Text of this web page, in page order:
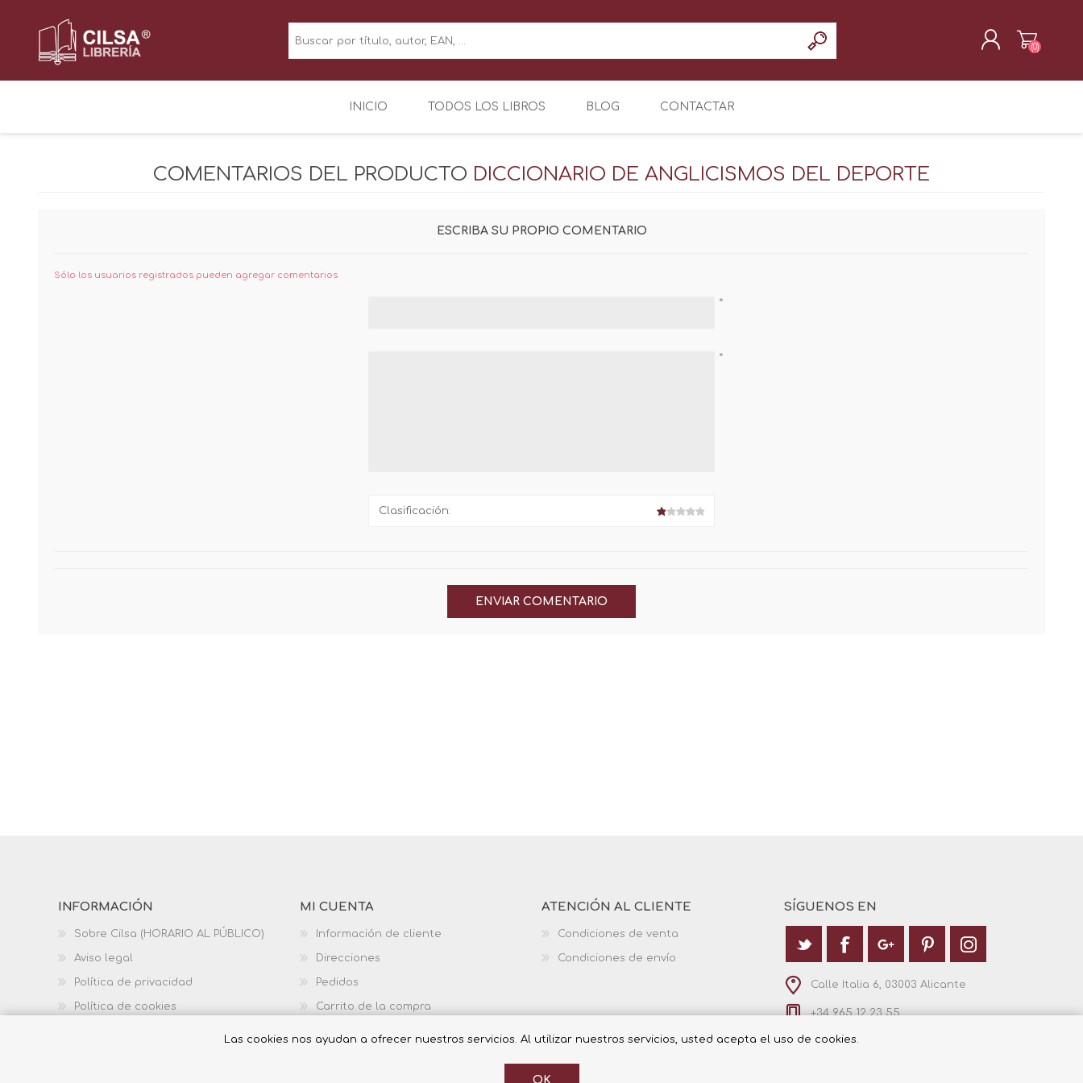
(0)
INICIO TODOS LOS LIBROS BLOG CONTACTAR
COMENTARIOS DEL PRODUCTO DICCIONARIO DE ANGLICISMOS DEL DEPORTE
ESCRIBA SU PROPIO COMENTARIO
Sólo los usuarios registrados pueden agregar comentarios
*
*
Clasificación:
INFORMACIÓN
Sobre Cilsa (HORARIO AL PÚBLICO)
Aviso legal
Política de privacidad
Política de cookies
MI CUENTA
Información de cliente
Direcciones
Pedidos
Carrito de la compra
ATENCIÓN AL CLIENTE
Condiciones de venta
Condiciones de envío
SÍGUENOS EN
Calle Italia 6, 03003 Alicante
+34 965 12 23 55
Las cookies nos ayudan a ofrecer nuestros servicios. Al utilizar nuestros servicios, usted acepta el uso de cookies.
OK